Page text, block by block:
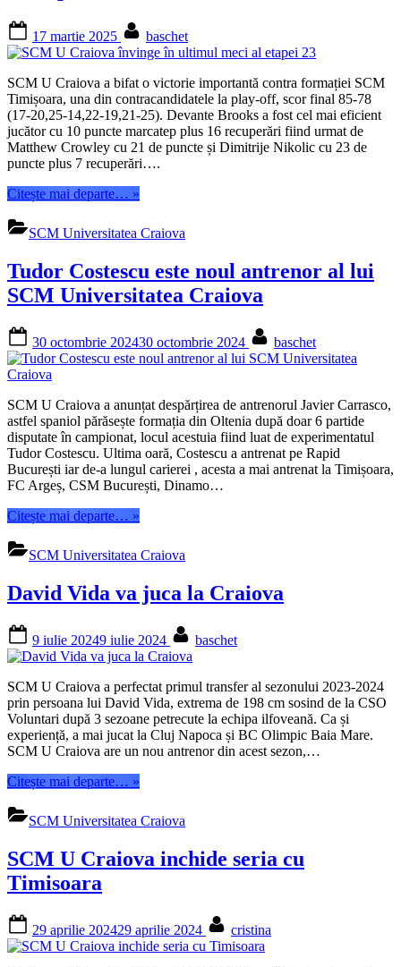
fața
Craiovei”
on
17 martie 2025 baschet
SCM U Craiova a bifat o victorie importantă contra formației SCM
Timișoara, una din contracandidatele la play-off, scor final 85-78
(17-20,25-14,22-19,21-25). Devante Brooks a fost cel mai eficient
jucător cu 10 puncte marcatep plus 16 recuperări fiind urmat de
Matthew Crowley cu 21 de puncte și Dimitrije Nikolic cu 23 de
puncte plus 7 recuperări….
Citește mai departe… “SCM
Craiova
învinge
ultimul
meci
al
23”
»
SCM Universitatea Craiova
Tudor Costescu este noul antrenor al lui
SCM Universitatea Craiova
on
30 octombrie 202430 octombrie 2024 baschet
SCM U Craiova a anunțat despărțirea de antrenorul Javier Carrasco,
astfel spaniol părăsește formația din Oltenia după doar 6 partide
disputate în campionat, locul acestuia fiind luat de experimentatul
Tudor Costescu. Ultima oară, Costescu a antrenat pe Rapid
București iar de-a lungul carierei , acesta a mai antrenat la Timișoara,
FC Argeș, CSM București, Dinamo…
Citește mai departe… “Tudor
este
noul
al
Universitatea
Craiova”
»
SCM Universitatea Craiova
David Vida va juca la Craiova
on
9 iulie 20249 iulie 2024 baschet
SCM U Craiova a perfectat primul transfer al sezonului 2023-2024
prin persoana lui David Vida, extrema de 198 cm sosind de la CSO
Voluntari după 3 sezoane petrecute la echipa ilfoveană. Ca și
experiență, a mai jucat la Cluj Napoca și BC Olimpic Baia Mare.
SCM U Craiova are un nou antrenor din acest sezon,…
Citește mai departe… “David
juca
Craiova”
»
SCM Universitatea Craiova
SCM U Craiova inchide seria cu
Timisoara
on
29 aprilie 202429 aprilie 2024 cristina